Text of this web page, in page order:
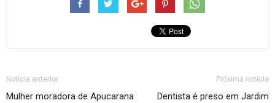
Notícia anterior
Mulher moradora de Apucarana
Próxima notícia
Dentista é preso em Jardim